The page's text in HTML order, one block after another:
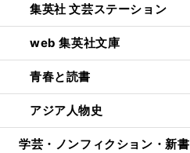
集英社 文芸ステーション
web 集英社文庫
青春と読書
アジア人物史
学芸・ノンフィクション・新書